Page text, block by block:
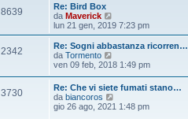
g
i
s
g
g
i
o
l
m
o
m
e
s
s
a
8639
Re: Bird Box
da Maverick
e
d
i
l
i
m
o
m
lun 21 gen, 2019 7:23 pm
2342
Re: Sogni abbastanza ricorren…
da Tormento
e
u
l
t
ven 09 feb, 2018 1:49 pm
3730
Re: Che vi siete fumati stano…
da biancoros
e
gio 26 ago, 2021 1:48 pm